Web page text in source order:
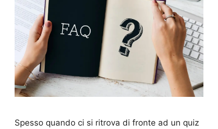
Spesso quando ci si ritrova di fronte ad un quiz